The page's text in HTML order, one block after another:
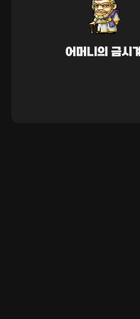
어머니의 금시계